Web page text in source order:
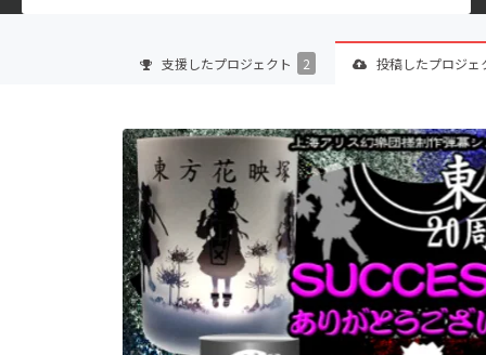
支援したプロジェクト 2 投稿したプロジェ